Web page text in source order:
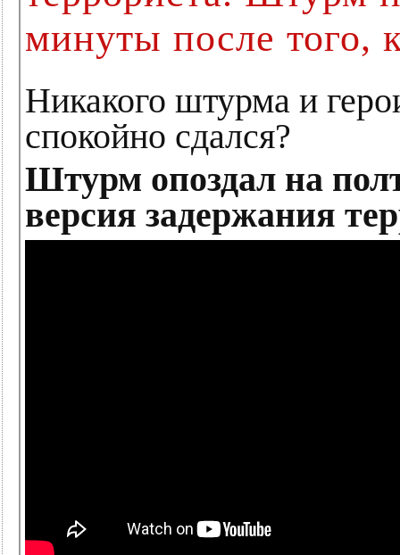
минуты после того,
Никакого штурма и
спокойно сдался?
Штурм опоздал на
версия задержания